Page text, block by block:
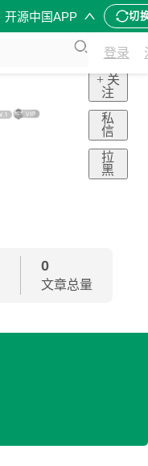
开源中国APP 切
登录
+ 关
注
私
信
拉
黑
0
文章总量